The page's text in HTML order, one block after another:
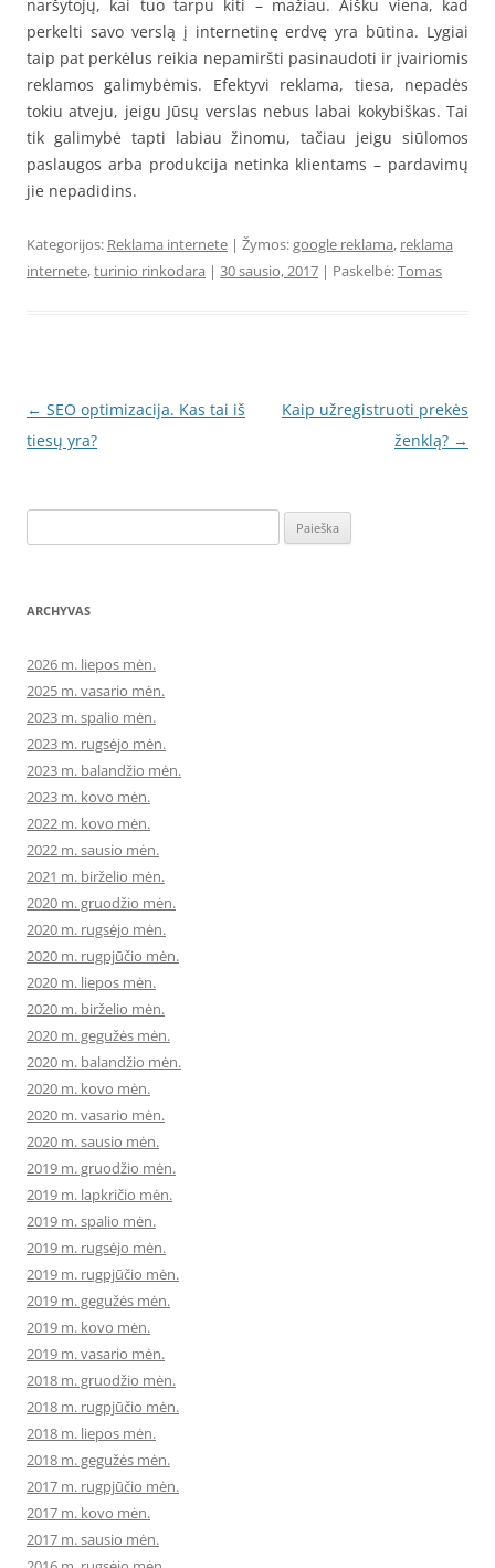
naršytojų, kai tuo tarpu kiti – mažiau. Aišku viena, kad
perkelti savo verslą į internetinę erdvę yra būtina. Lygiai
taip pat perkėlus reikia nepamiršti pasinaudoti ir įvairiomis
reklamos galimybėmis. Efektyvi reklama, tiesa, nepadės
tokiu atveju, jeigu Jūsų verslas nebus labai kokybiškas. Tai
tik galimybė tapti labiau žinomu, tačiau jeigu siūlomos
paslaugos arba produkcija netinka klientams – pardavimų
jie nepadidins.
Kategorijos: Reklama internete | Žymos:google reklama, reklama
internete,turinio rinkodara | 30 sausio, 2017 | Paskelbė:Tomas
Įrašo
navigacija
← SEO optimizacija. Kas tai iš
tiesų yra?
Kaip užregistruoti prekės
ženklą? →
ARCHYVAS
2026 m. liepos mėn.
2025 m. vasario mėn.
2023 m. spalio mėn.
2023 m. rugsėjo mėn.
2023 m. balandžio mėn.
2023 m. kovo mėn.
2022 m. kovo mėn.
2022 m. sausio mėn.
2021 m. birželio mėn.
2020 m. gruodžio mėn.
2020 m. rugsėjo mėn.
2020 m. rugpjūčio mėn.
2020 m. liepos mėn.
2020 m. birželio mėn.
2020 m. gegužės mėn.
2020 m. balandžio mėn.
2020 m. kovo mėn.
2020 m. vasario mėn.
2020 m. sausio mėn.
2019 m. gruodžio mėn.
2019 m. lapkričio mėn.
2019 m. spalio mėn.
2019 m. rugsėjo mėn.
2019 m. rugpjūčio mėn.
2019 m. gegužės mėn.
2019 m. kovo mėn.
2019 m. vasario mėn.
2018 m. gruodžio mėn.
2018 m. rugpjūčio mėn.
2018 m. liepos mėn.
2018 m. gegužės mėn.
2017 m. rugpjūčio mėn.
2017 m. kovo mėn.
2017 m. sausio mėn.